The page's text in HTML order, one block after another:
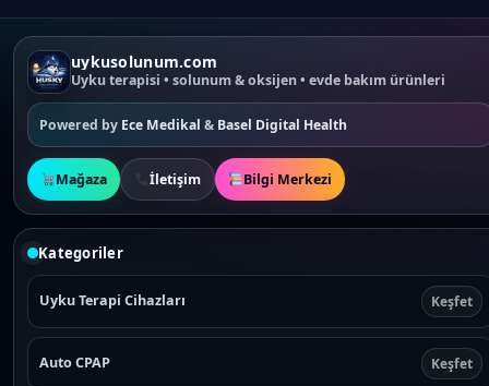
uykusolunum.com
Uyku terapisi • solunum & oksijen • evde bakım ürünleri
Powered by Ece Medikal & Basel Digital Health
Mağaza İletişim Bilgi Merkezi
Kategoriler
Uyku Terapi Cihazları Keşfet
Auto CPAP Keşfet